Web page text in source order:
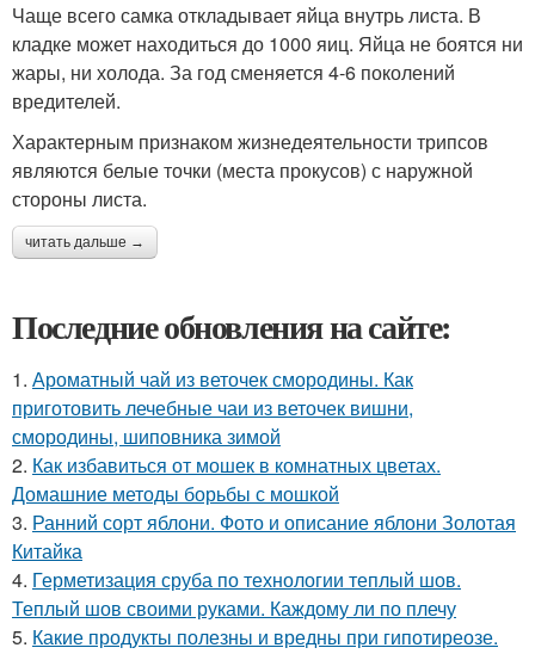
Чаще всего самка откладывает яйца внутрь листа. В
кладке может находиться до 1000 яиц. Яйца не боятся ни
жары, ни холода. За год сменяется 4-6 поколений
вредителей.
Характерным признаком жизнедеятельности трипсов
являются белые точки (места прокусов) с наружной
стороны листа.
читать дальше →
Последние обновления на сайте:
1. Ароматный чай из веточек смородины. Как
приготовить лечебные чаи из веточек вишни,
смородины, шиповника зимой
2. Как избавиться от мошек в комнатных цветах.
Домашние методы борьбы с мошкой
3. Ранний сорт яблони. Фото и описание яблони Золотая
Китайка
4. Герметизация сруба по технологии теплый шов.
Теплый шов своими руками. Каждому ли по плечу
5. Какие продукты полезны и вредны при гипотиреозе.